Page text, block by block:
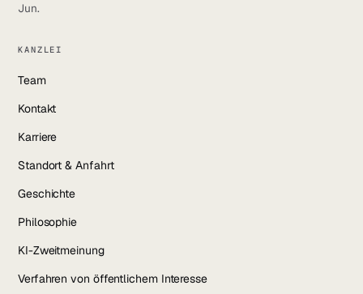
Jun.
KANZLEI
Team
Kontakt
Karriere
Standort & Anfahrt
Geschichte
Philosophie
KI-Zweitmeinung
Verfahren von öffentlichem Interesse